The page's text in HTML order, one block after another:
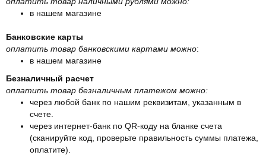
в нашем магазине
Банковские карты
оплатить товар банковскими картами можно:
в нашем магазине
Безналичный расчет
оплатить товар безналичным платежом можно:
через любой банк по нашим реквизитам, указанным в
счете.
через интернет-банк по QR-коду на бланке счета
(сканируйте код, проверьте правильность суммы платежа,
оплатите).